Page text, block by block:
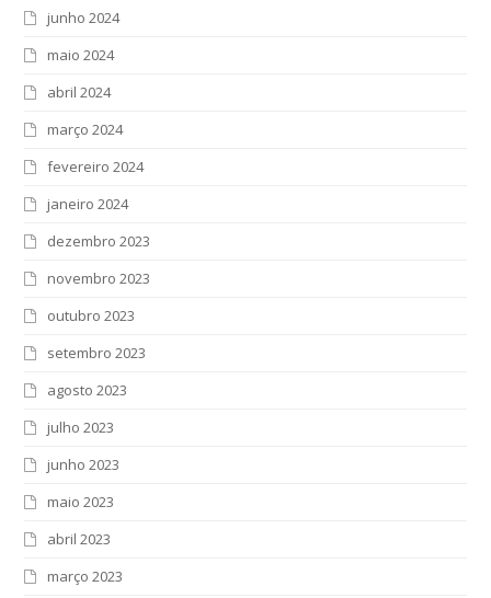
junho 2024
maio 2024
abril 2024
março 2024
fevereiro 2024
janeiro 2024
dezembro 2023
novembro 2023
outubro 2023
setembro 2023
agosto 2023
julho 2023
junho 2023
maio 2023
abril 2023
março 2023